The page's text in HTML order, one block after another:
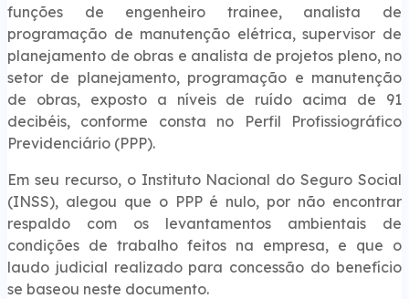
funções de engenheiro trainee, analista de
programação de manutenção elétrica, supervisor de
planejamento de obras e analista de projetos pleno, no
setor de planejamento, programação e manutenção
de obras, exposto a níveis de ruído acima de 91
decibéis, conforme consta no Perfil Profissiográfico
Previdenciário (PPP).
Em seu recurso, o Instituto Nacional do Seguro Social
(INSS), alegou que o PPP é nulo, por não encontrar
respaldo com os levantamentos ambientais de
condições de trabalho feitos na empresa, e que o
laudo judicial realizado para concessão do benefício
se baseou neste documento.